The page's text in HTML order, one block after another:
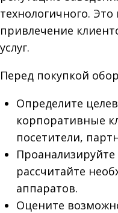
технологичного.
привлечение
услуг.
Перед покупкой
Определите
корпоративные
посетители,
рассчитайте
аппаратов.
Оцените